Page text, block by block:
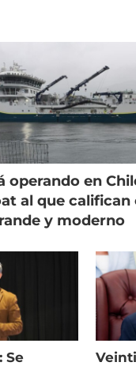
operando en
al que califican
y moderno
Se